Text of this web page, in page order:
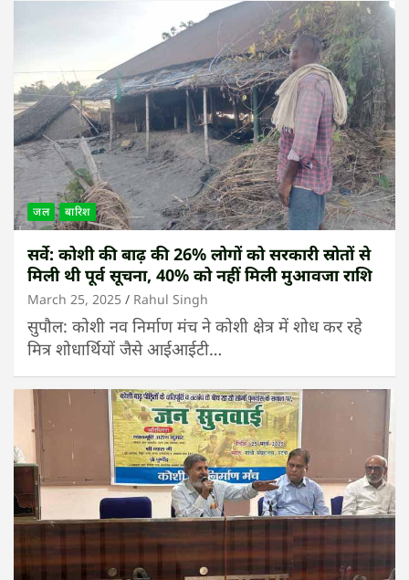
जल बारिश
सर्वे: कोशी की बाढ़ की 26% लोगों को सरकारी स्रोतों से
मिली थी पूर्व सूचना, 40% को नहीं मिली मुआवजा राशि
March 25, 2025 Rahul Singh
सुपौल: कोशी नव निर्माण मंच ने कोशी क्षेत्र में शोध कर रहे
मित्र शोधार्थियों जैसे आईआईटी…